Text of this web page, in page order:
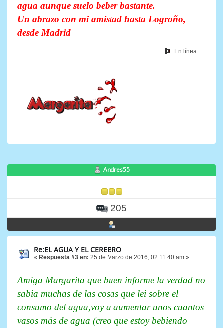
agua aunque suelo beber bastante.
Un abrazo con mi amistad hasta Logroño,
desde Madrid
En línea
Andres55
205
Re:EL AGUA Y EL CEREBRO
« Respuesta #3 en: 25 de Marzo de 2016, 02:11:40 am »
Amiga Margarita que buen informe la verdad no
sabia muchas de las cosas que lei sobre el
consumo del agua,voy a aumentar unos cuantos
vasos más de agua (creo que estoy bebiendo